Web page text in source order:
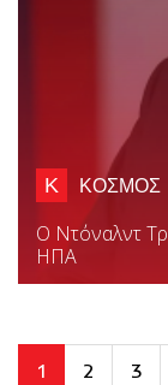
Κ ΚΟΣΜΟΣ
Ο Ντόναλντ
ΗΠΑ
1 2 3